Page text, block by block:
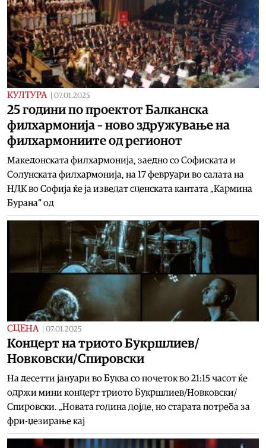
КУЛТУРА 07.01.2025
25 години по проектот Балканска
филхармонија – ново здружување на
филхармониите од регионот
Македонската филхармонија, заедно со Софиската и
Солунската филхармонија, на 17 февруари во салата на
НДК во Софија ќе ја изведат сценската кантата „Кармина
Бурана“ од
СЦЕНА 07.01.2025
Концерт на триото Букршлиев/
Новковски/Спировски
На десетти јануари во Буква со почеток во 21:15 часот ќе
одржи мини концерт триото Букршлиев/Новковски/
Спировски. „Новата година дојде, но старата потреба за
фри-џезирање кај